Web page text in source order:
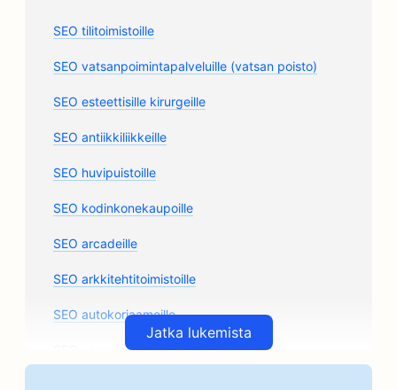
SEO tilitoimistoille
SEO vatsanpoimintapalveluille (vatsan poisto)
SEO esteettisille kirurgeille
SEO antiikkiliikkeille
SEO huvipuistoille
SEO kodinkonekaupoille
SEO arcadeille
SEO arkkitehtitoimistoille
SEO autokorjaamoille
SEO varaosamyymälöille
Jatka lukemista